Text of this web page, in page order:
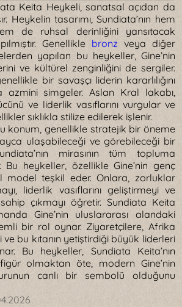
Keita Heykeli, sanatsal açıdan da
Heykelin tasarımı, Sundiata’nın hem
de ruhsal derinliğini yansıtacak
Genellikle bronz veya diğer
yapılan bu heykeller, Gine’nin
ve kültürel zenginliğini de sergiler.
bir savaşçı liderin kararlılığını
azmini simgeler. Aslan Kral lakabı,
ve liderlik vasıflarını vurgular ve
sıklıkla stilize edilerek işlenir.
konum, genellikle stratejik bir öneme
ulaşabileceği ve görebileceği bir
mirasının tüm topluma
Bu heykeller, özellikle Gine’nin genç
model teşkil eder. Onlara, zorluklar
liderlik vasıflarını geliştirmeyi ve
çıkmayı öğretir. Sundiata Keita
Gine’nin uluslararası alandaki
bir rol oynar. Ziyaretçilere, Afrika
bu kıtanın yetiştirdiği büyük liderleri
Bu heykeller, Sundiata Keita’nın
olmaktan öte, modern Gine’nin
canlı bir sembolü olduğunu